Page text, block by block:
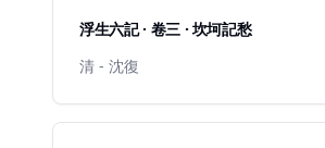
浮生六記 · 卷三 · 坎坷記愁
清 - 沈復